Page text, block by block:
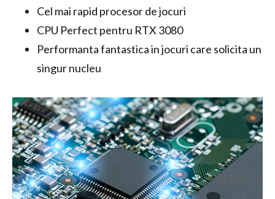
Cel mai rapid procesor de jocuri
CPU Perfect pentru RTX 3080
Performanta fantastica in jocuri care solicita un
singur nucleu